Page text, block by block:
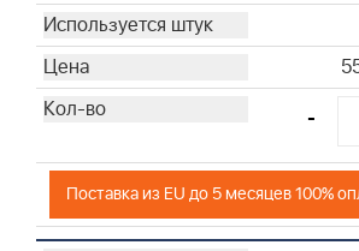
-
Поставка из EU до 5 месяцев 100%